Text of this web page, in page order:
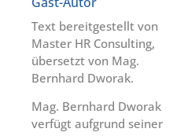
Text bereitgestellt von
Master HR Consulting,
übersetzt von Mag.
Bernhard Dworak.
Mag. Bernhard Dworak
verfügt aufgrund seiner